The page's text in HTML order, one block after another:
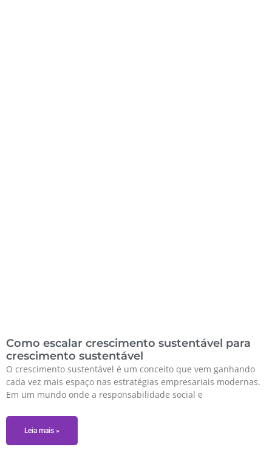
Como escalar crescimento sustentável para
crescimento sustentável
O crescimento sustentável é um conceito que vem ganhando
cada vez mais espaço nas estratégias empresariais modernas.
Em um mundo onde a responsabilidade social e
Leia mais »